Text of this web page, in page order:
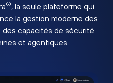
®, la seule plateforme qui
la gestion moderne des
des capacités de sécurité
et agentiques.